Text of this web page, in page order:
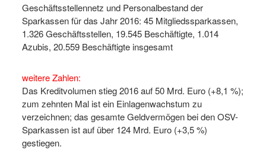
Geschäftsstellennetz und Personalbestand der
Sparkassen für das Jahr 2016: 45 Mitgliedssparkassen,
1.326 Geschäftsstellen, 19.545 Beschäftigte, 1.014
Azubis, 20.559 Beschäftigte insgesamt
weitere Zahlen:
Das Kreditvolumen stieg 2016 auf 50 Mrd. Euro (+8,1 %);
zum zehnten Mal ist ein Einlagenwachstum zu
verzeichnen; das gesamte Geldvermögen bei den OSV-
Sparkassen ist auf über 124 Mrd. Euro (+3,5 %)
gestiegen.